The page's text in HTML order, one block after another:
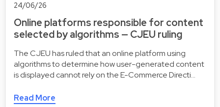
24/06/26
Online platforms responsible for content
selected by algorithms — CJEU ruling
The CJEU has ruled that an online platform using
algorithms to determine how user-generated content
is displayed cannot rely on the E-Commerce Directi…
Read More